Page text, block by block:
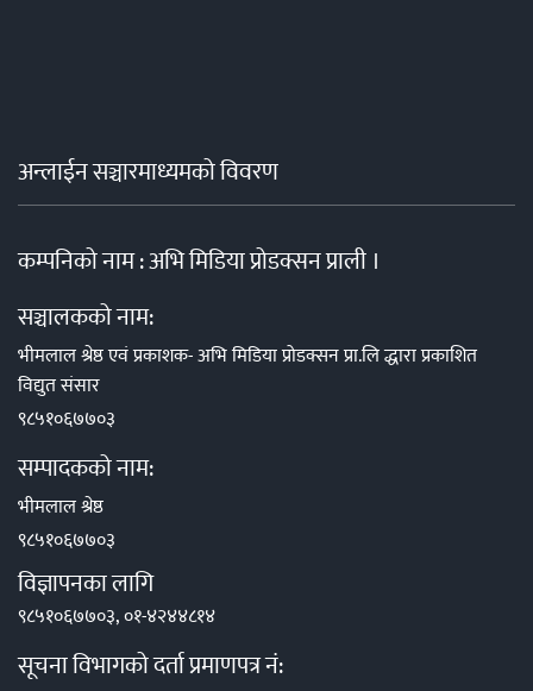
अन्लाईन सञ्चारमाध्यमको विवरण
कम्पनिको नाम : अभि मिडिया प्रोडक्सन प्राली ।
सञ्चालकको नाम:
भीमलाल श्रेष्ठ एवं प्रकाशक- अभि मिडिया प्रोडक्सन प्रा.लि द्धारा प्रकाशित
विद्युत संसार
९८५१०६७७०३
सम्पादकको नाम:
भीमलाल श्रेष्ठ
९८५१०६७७०३
विज्ञापनका लागि
९८५१०६७७०३, ०१-४२४४८१४
सूचना विभागको दर्ता प्रमाणपत्र नं: